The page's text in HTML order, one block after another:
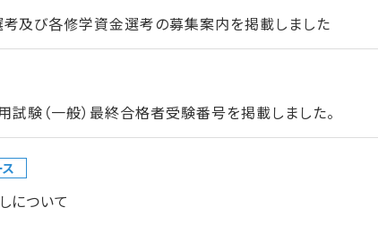
及び各修学資金選考の募集案内を掲載しました
験（一般）最終合格者受験番号を掲載しました。
について